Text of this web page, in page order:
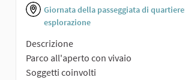
Giornata della passeggiata di
esplorazione
Descrizione
Parco all'aperto con vivaio
Soggetti coinvolti